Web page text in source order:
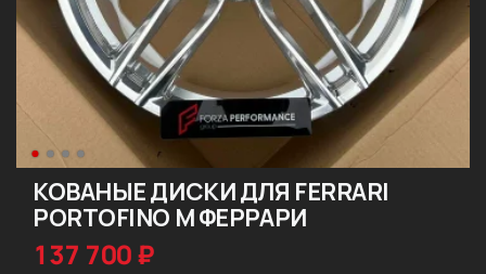
КОВАНЫЕ ДИСКИ ДЛЯ FERRARI
PORTOFINO M ФЕРРАРИ
137 700 ₽